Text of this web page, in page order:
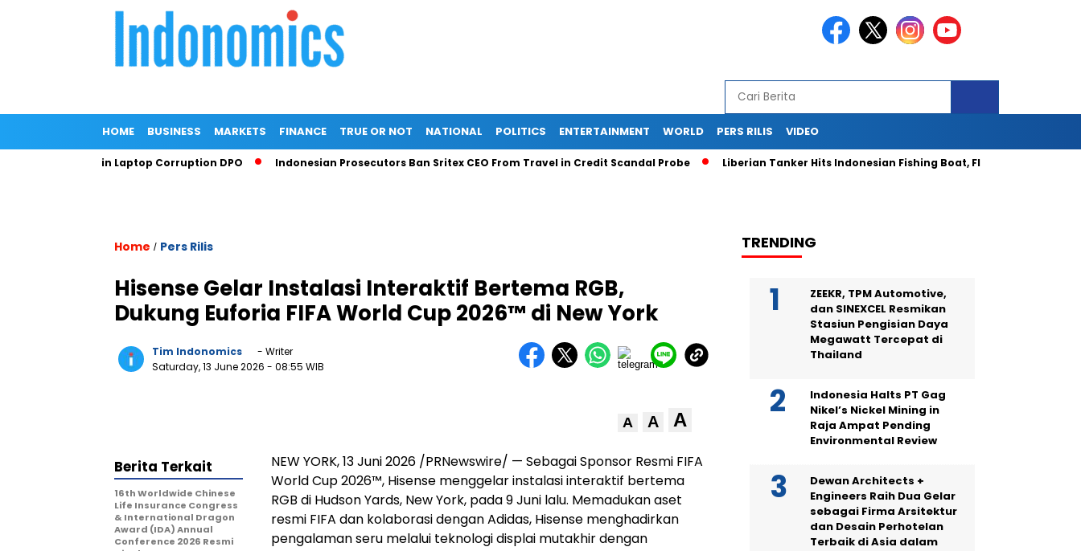
HOME BUSINESS MARKETS FINANCE TRUE OR NOT NATIONAL POLITICS ENTERTAINMENT WORLD PERS RILIS VIDEO
in Laptop Corruption DPO Indonesian Prosecutors Ban Sritex CEO From Travel in Credit Scandal Probe Liberian Tanker Hits Indonesian Fishing Boat, Fleeing After Crash That
Home / Pers Rilis
Hisense Gelar Instalasi Interaktif Bertema RGB,
Dukung Euforia FIFA World Cup 2026™ di New York
Tim Indonomics
- Writer
Saturday, 13 June 2026 - 08:55 WIB
A A A
NEW YORK, 13 Juni 2026 /PRNewswire/ — Sebagai Sponsor Resmi FIFA
World Cup 2026™, Hisense menggelar instalasi interaktif bertema
RGB di Hudson Yards, New York, pada 9 Juni lalu. Memadukan aset
resmi FIFA dan kolaborasi dengan Adidas, Hisense menghadirkan
pengalaman seru melalui teknologi displai mutakhir dengan
Berita Terkait
16th Worldwide Chinese
Life Insurance Congress
& International Dragon
Award (IDA) Annual
Conference 2026 Resmi
TRENDING
ZEEKR, TPM Automotive,
dan SINEXCEL Resmikan
Stasiun Pengisian Daya
Megawatt Tercepat di
Thailand
Indonesia Halts PT Gag
Nikel’s Nickel Mining in
Raja Ampat Pending
Environmental Review
Dewan Architects +
Engineers Raih Dua Gelar
sebagai Firma Arsitektur
dan Desain Perhotelan
Terbaik di Asia dalam